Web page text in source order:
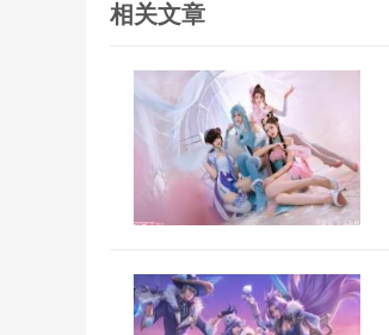
相关文章